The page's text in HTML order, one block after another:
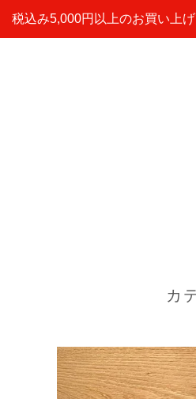
税込み5,000円以上のお買い上
カ